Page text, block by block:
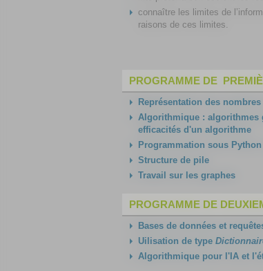
connaître les limites de
raisons de ces limites.
PROGRAMME DE
Représentation des
Algorithmique : algorithmes
efficacités d'un algorithme
Programmation sous Python
Structure de pile
Travail sur les graphes
PROGRAMME DE
Bases de données et
Uilisation de type
Algorithmique pour l'IA et